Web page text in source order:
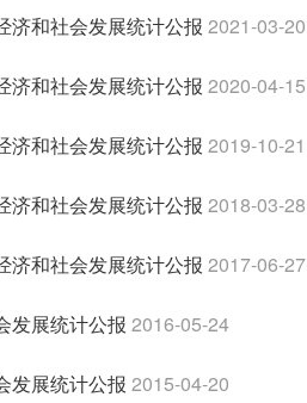
济和社会发展统计公报 2021-03-20
济和社会发展统计公报 2020-04-15
济和社会发展统计公报 2019-10-21
济和社会发展统计公报 2018-03-28
济和社会发展统计公报 2017-06-27
发展统计公报 2016-05-24
发展统计公报 2015-04-20